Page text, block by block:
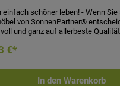
einfach schöner leben! - Wenn
von SonnenPartner®
und ganz auf allerbeste
meisterhafte, technisch
Die Entscheidung für
für höchste Qualität – zahlt sich
€*
In den Warenkorb